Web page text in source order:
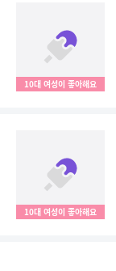
10대 여성이 좋아해요
10대 여성이 좋아해요